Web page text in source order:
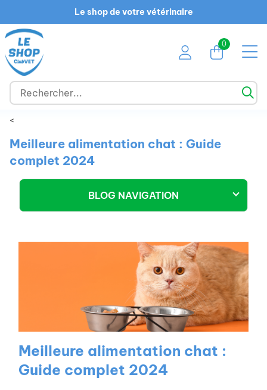
Le shop de votre vétérinaire
0
<
Meilleure alimentation chat : Guide
complet 2024
BLOG NAVIGATION
Meilleure alimentation chat :
Guide complet 2024